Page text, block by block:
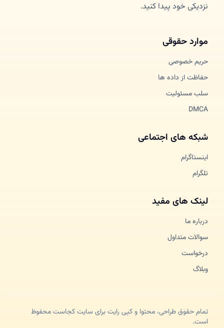
نزدیکی خود پیدا کنید.
موارد حقوقی
حریم خصوصی
حفاظت از داده ها
سلب مسئولیت
DMCA
شبکه های اجتماعی
اینستاگرام
تلگرام
لینک های مفید
درباره ما
سوالات متداول
درخواست
وبلاگ
تمام حقوق طراحی، محتوا و کپی رایت برای سایت کجاست محفوظ
است.